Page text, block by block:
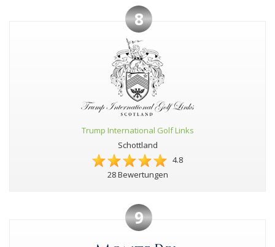
8
Trump International Golf Links
Schottland
4.8
28 Bewertungen
9